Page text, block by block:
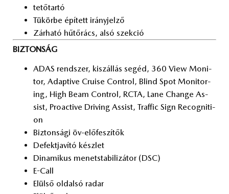
te­tő­tar­tó
Tü­kör­be épí­tett irány­jel­ző
Zár­ha­tó hű­tő­rács, alsó szek­ció
BIZTONSÁG
ADAS rend­szer, ki­szál­lás se­géd, 360 View Mo­ni­
tor, Adap­tive Cru­i­se Cont­rol, Blind Spot Mo­ni­tor­
ing, High Beam Cont­rol, RCTA, Lane Chan­ge As­
sist, Pro­ac­tive Dri­ving As­sist, Traf­fic Sign Re­cog­ni­ti­
on
Biz­ton­sá­gi öv-elő­fe­szí­tők
De­fekt­ja­ví­tó kész­let
Di­na­mi­kus me­net­sta­bi­li­zá­tor (DSC)
E-Call
Elül­ső ol­dal­só ra­dar